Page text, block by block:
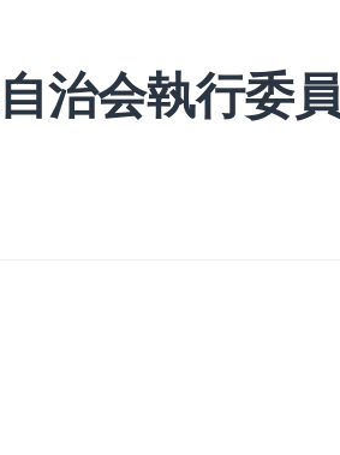
治会執行委員